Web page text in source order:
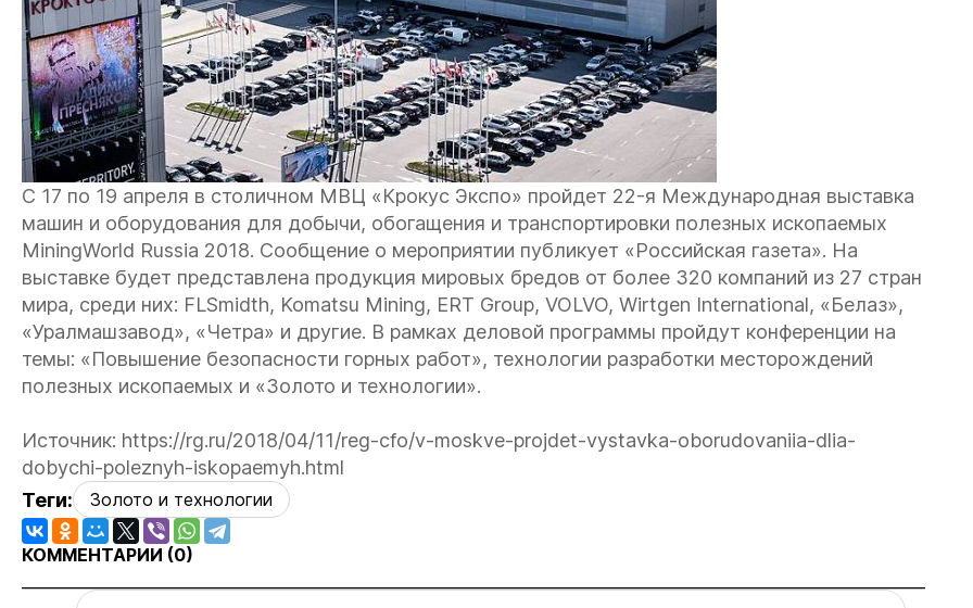
С 17 по 19 апреля в столичном МВЦ «Крокус Экспо» пройдет 22-я Международная выставка
машин и оборудования для добычи, обогащения и транспортировки полезных ископаемых
MiningWorld Russia 2018. Сообщение о мероприятии публикует «Российская газета». На
выставке будет представлена продукция мировых бредов от более 320 компаний из 27 стран
мира, среди них: FLSmidth, Komatsu Mining, ERT Group, VOLVO, Wirtgen International, «Белаз»,
«Уралмашзавод», «Четра» и другие. В рамках деловой программы пройдут конференции на
темы: «Повышение безопасности горных работ», технологии разработки месторождений
полезных ископаемых и «Золото и технологии».
Источник: https://rg.ru/2018/04/11/reg-cfo/v-moskve-projdet-vystavka-oborudovaniia-dlia-
dobychi-poleznyh-iskopaemyh.html
Теги:
Золото и технологии
КОММЕНТАРИИ (0)